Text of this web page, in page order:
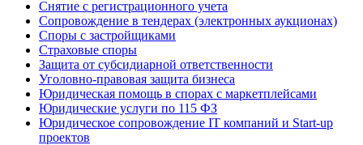
Снятие с регистрационного учета
Сопровождение в тендерах (электронных аукционах)
Споры с застройщиками
Страховые споры
Защита от субсидиарной ответственности
Уголовно-правовая защита бизнеса
Юридическая помощь в спорах с маркетплейсами
Юридические услуги по 115 ФЗ
Юридическое сопровождение IT компаний и Start-up
проектов